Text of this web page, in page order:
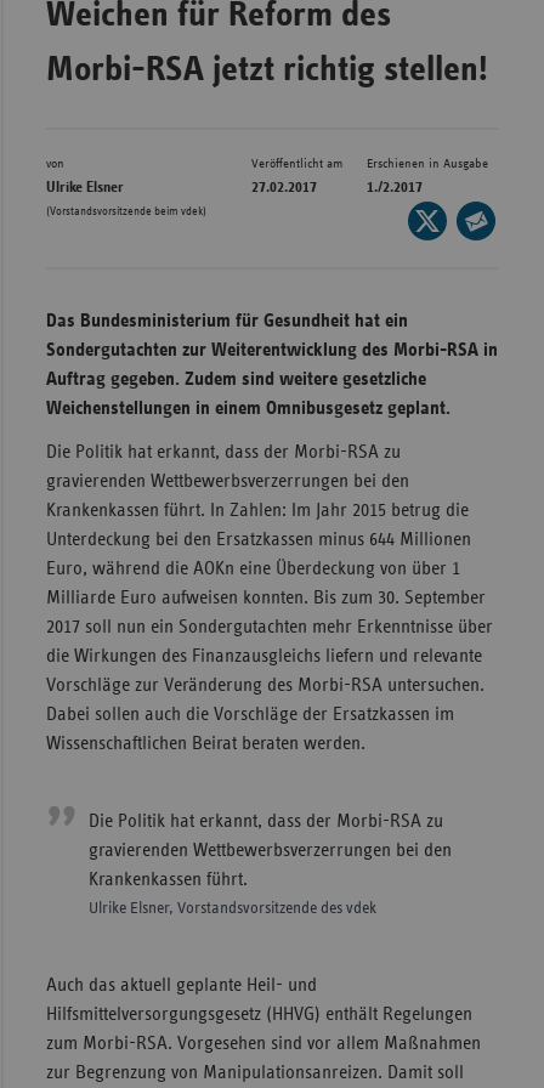
Bayern
Hessen
Weichen für Reform des
Morbi-RSA jetzt richtig stellen!
von
Ulrike Elsner
(Vorstandsvorsitzende beim vdek)
Veröffentlicht am
27.02.2017
Erschienen in Ausgabe
1./2.2017
Seite
auf
Mail
Das Bundesministerium für Gesundheit hat ein
Sondergutachten zur Weiterentwicklung des Morbi-RSA in
Auftrag gegeben. Zudem sind weitere gesetzliche
Weichenstellungen in einem Omnibusgesetz geplant.
Die Politik hat erkannt, dass der Morbi-RSA zu
gravierenden Wettbewerbsverzerrungen bei den
Krankenkassen führt. In Zahlen: Im Jahr 2015 betrug die
Unterdeckung bei den Ersatzkassen minus 644 Millionen
Euro, während die AOKn eine Überdeckung von über 1
Milliarde Euro aufweisen konnten. Bis zum 30. September
2017 soll nun ein Sondergutachten mehr Erkenntnisse über
die Wirkungen des Finanzausgleichs liefern und relevante
Vorschläge zur Veränderung des Morbi-RSA untersuchen.
Dabei sollen auch die Vorschläge der Ersatzkassen im
Wissenschaftlichen Beirat beraten werden.
Die Politik hat erkannt, dass der Morbi-RSA zu
gravierenden Wettbewerbsverzerrungen bei den
Krankenkassen führt.
Ulrike Elsner, Vorstandsvorsitzende des vdek
Auch das aktuell geplante Heil- und
Hilfsmittelversorgungsgesetz (HHVG) enthält Regelungen
zum Morbi-RSA. Vorgesehen sind vor allem Maßnahmen
zur Begrenzung von Manipulationsanreizen. Damit soll